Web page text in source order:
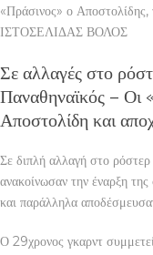
«Πράσινος» ο
ΙΣΤΟΣΕΛΙΔΑΣ ΒΟΛΟΣ
Σε αλλαγές στο
Παναθηναϊκός – Οι
Αποστολίδη και
Σε διπλή αλλαγή στο
ανακοίνωσαν την έναρξη
και παράλληλα
Ο 29χρονος γκαρντ